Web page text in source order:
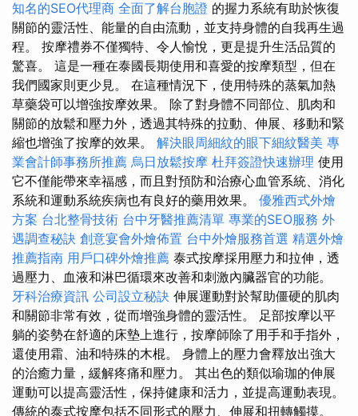
知名的SEO代理商 全面了解台胞證 的握力系統有助於恢復
關節的靈活性、能量的自由流動，並支持身體的自我再生過
程。 按摩禮券不僅獨特、令人愉悅，更是提升生活品質的
驚喜。 這是一種在泰國長期使用和喜愛的按摩類型，但在
我們國家則更少見。 在這種情況下，使用特殊的蒸氣加熱
草藥袋可以增強按摩效果。 除了對身體不同部位、肌肉和
關節的放鬆和壓力外，透過其特殊的拉動、伸展、移動和緊
縮也增強了按摩的效果。 解決眼周細紋的眼下細紋醫美 專
業會計師事務所推薦 烏日放鬆按摩 杜拜簽證快速辦理 使用
它不僅能帶來幸福感，而且對預防和治療心血管系統、消化
系統和運動系統疾病也有良好的藥用效果。 優雅西式外燴
方案 台北整骨技術 台中牙醫推薦清單 專業的SEO服務 外
遇調查秘訣 創意宴會外燴佈置 台中外燴服務首選 精選外燴
推薦指南 用戶口碑外燴推薦 泰式按摩採用壓力和拉伸，透
過壓力、血液和淋巴循環來改善和刺激內臟器官的功能。
牙科治療資訊 公司設立秘訣 伸展運動對於幫助僵硬的肌肉
和關節非常有效，從而增強身體的靈活性。 足部按摩以平
躺的姿勢在舒適的床墊上進行，按摩師除了用手和手指外，
還使用霜、油和特殊的木棍。 身體上的壓力會釋放出強大
的治癒力量，緩解疼痛和壓力。 其出色的類似瑜珈的伸展
運動可以提高靈活性，保持健康和活力，並提高運動表現。
傳統的泰式按摩包括不同形式的壓力、伸展和扭轉觸摸。